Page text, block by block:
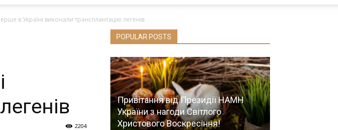
в Україні виконали трансплантацію легенів
2204
POPULAR POSTS
Привітання від Президії НАМН
України з нагоди Cвітлого
Христового Воскресіння!